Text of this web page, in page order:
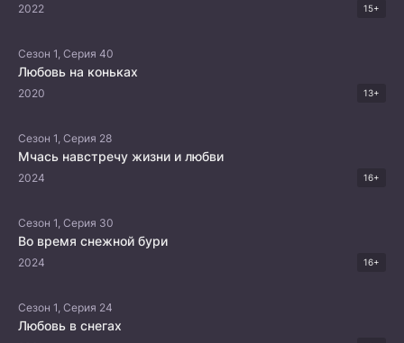
2022 15+
Сезон 1, Серия 40
Любовь на коньках
2020 13+
Сезон 1, Серия 28
Мчась навстречу жизни и любви
2024 16+
Сезон 1, Серия 30
Во время снежной бури
2024 16+
Сезон 1, Серия 24
Любовь в снегах